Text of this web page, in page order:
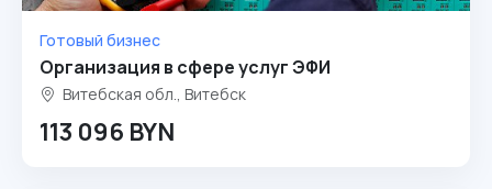
Готовый бизнес
Организация в сфере услуг ЭФИ
Витебская обл., Витебск
113 096 BYN